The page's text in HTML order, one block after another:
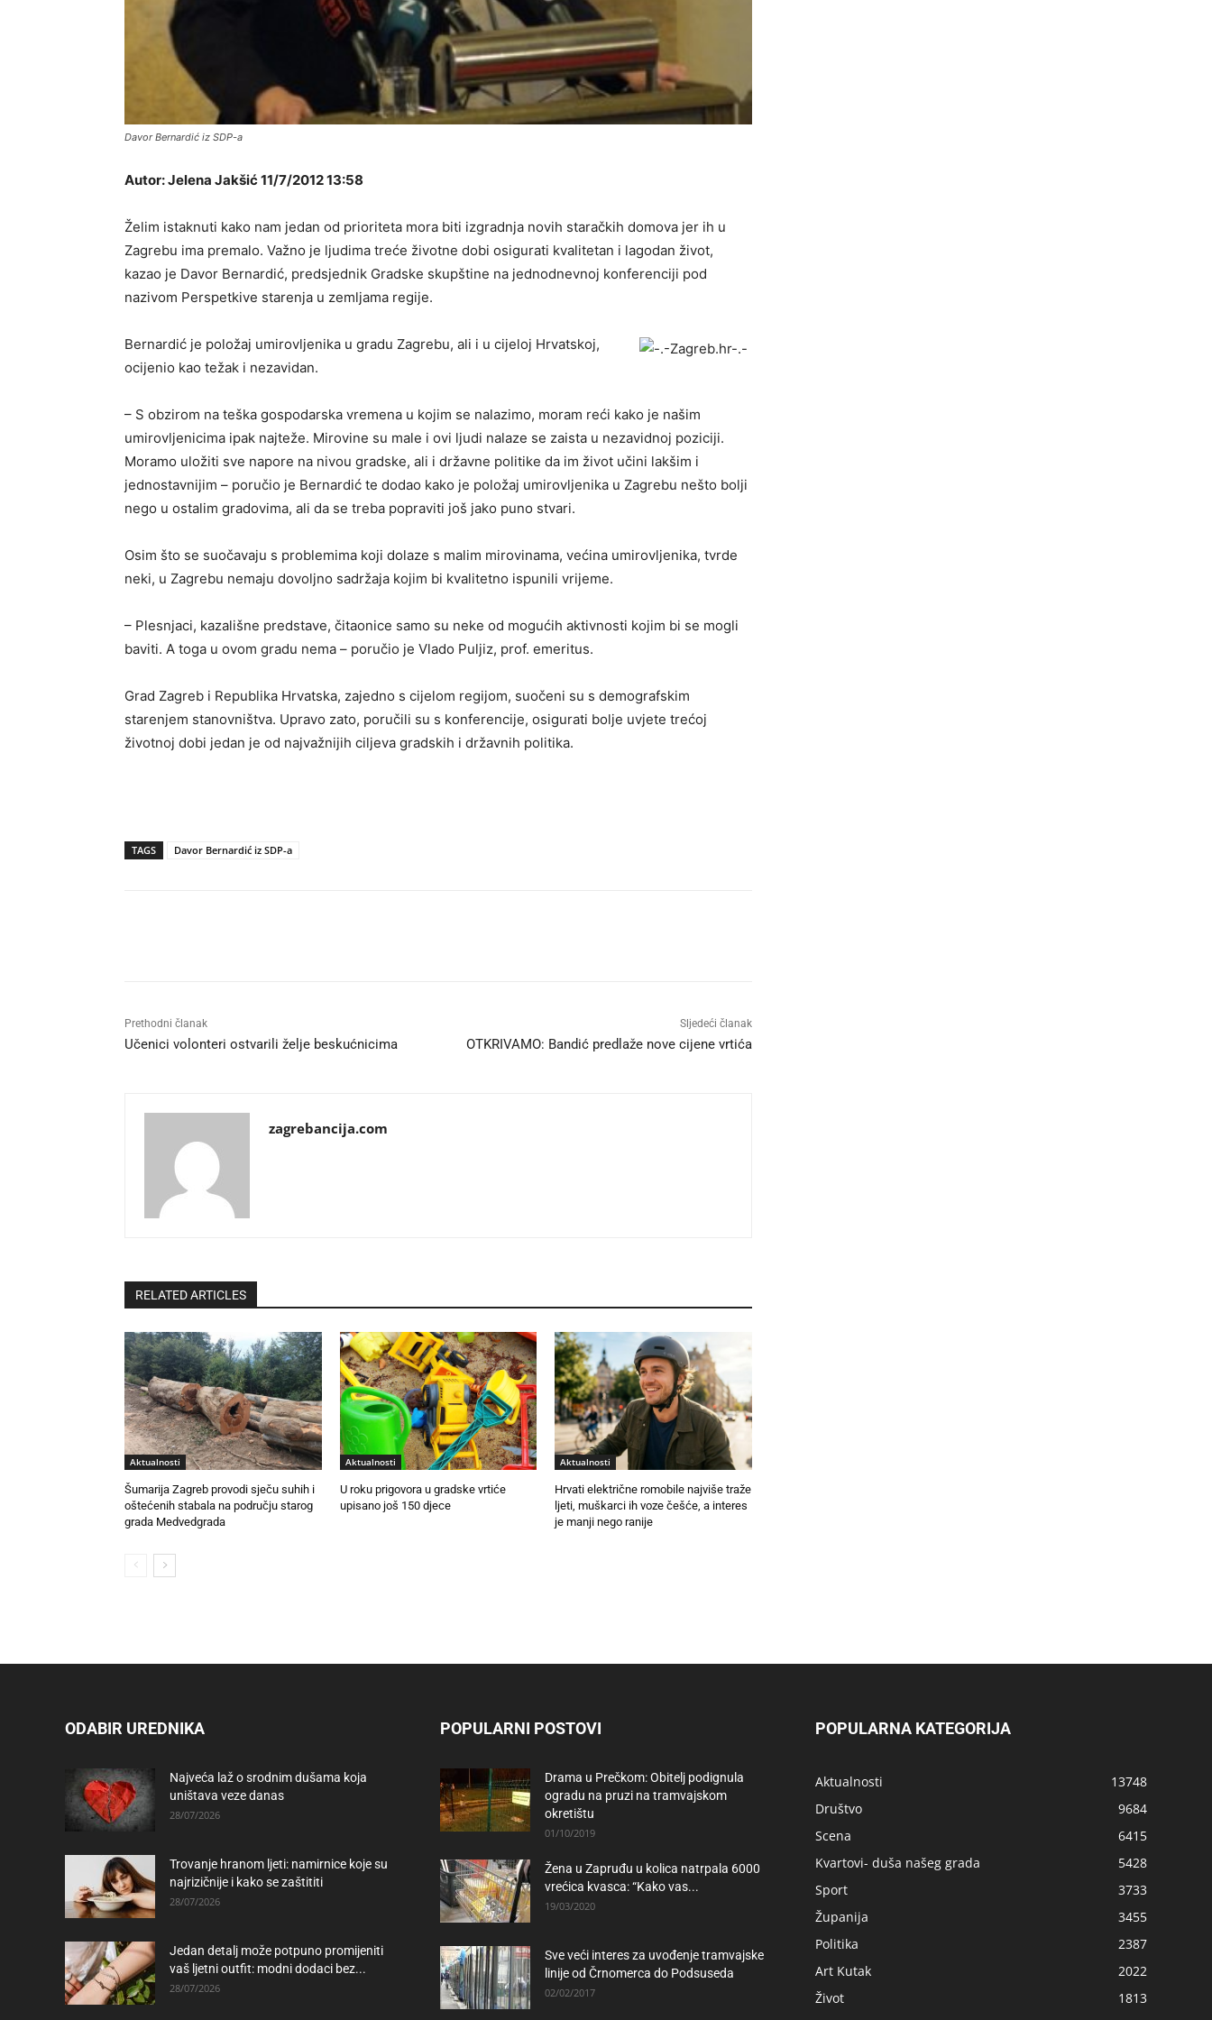
Davor Bernardić iz SDP-a
Autor: Jelena Jakšić 11/7/2012 13:58
Želim istaknuti kako nam jedan od prioriteta mora biti izgradnja novih staračkih domova jer ih u
Zagrebu ima premalo. Važno je ljudima treće životne dobi osigurati kvalitetan i lagodan život,
kazao je Davor Bernardić, predsjednik Gradske skupštine na jednodnevnoj konferenciji pod
nazivom Perspetkive starenja u zemljama regije.
Bernardić je položaj umirovljenika u gradu Zagrebu, ali i u cijeloj Hrvatskoj,
ocijenio kao težak i nezavidan.
– S obzirom na teška gospodarska vremena u kojim se nalazimo, moram reći kako je našim
umirovljenicima ipak najteže. Mirovine su male i ovi ljudi nalaze se zaista u nezavidnoj poziciji.
Moramo uložiti sve napore na nivou gradske, ali i državne politike da im život učini lakšim i
jednostavnijim – poručio je Bernardić te dodao kako je položaj umirovljenika u Zagrebu nešto bolji
nego u ostalim gradovima, ali da se treba popraviti još jako puno stvari.
Osim što se suočavaju s problemima koji dolaze s malim mirovinama, većina umirovljenika, tvrde
neki, u Zagrebu nemaju dovoljno sadržaja kojim bi kvalitetno ispunili vrijeme.
– Plesnjaci, kazališne predstave, čitaonice samo su neke od mogućih aktivnosti kojim bi se mogli
baviti. A toga u ovom gradu nema – poručio je Vlado Puljiz, prof. emeritus.
Grad Zagreb i Republika Hrvatska, zajedno s cijelom regijom, suočeni su s demografskim
starenjem stanovništva. Upravo zato, poručili su s konferencije, osigurati bolje uvjete trećoj
životnoj dobi jedan je od najvažnijih ciljeva gradskih i državnih politika.
TAGS Davor Bernardić iz SDP-a
Prethodni članak
Učenici volonteri ostvarili želje beskućnicima
Sljedeći članak
OTKRIVAMO: Bandić predlaže nove cijene vrtića
zagrebancija.com
RELATED ARTICLES
Aktualnosti
Šumarija Zagreb provodi sječu suhih i
oštećenih stabala na području starog
grada Medvedgrada
Aktualnosti
U roku prigovora u gradske vrtiće
upisano još 150 djece
Aktualnosti
Hrvati električne romobile najviše traže
ljeti, muškarci ih voze češće, a interes
je manji nego ranije
ODABIR UREDNIKA
Najveća laž o srodnim dušama koja
uništava veze danas
28/07/2026
Trovanje hranom ljeti: namirnice koje su
najrizičnije i kako se zaštititi
28/07/2026
Jedan detalj može potpuno promijeniti
vaš ljetni outfit: modni dodaci bez...
28/07/2026
POPULARNI POSTOVI
Drama u Prečkom: Obitelj podignula
ogradu na pruzi na tramvajskom
okretištu
01/10/2019
Žena u Zapruđu u kolica natrpala 6000
vrećica kvasca: “Kako vas...
19/03/2020
Sve veći interes za uvođenje tramvajske
linije od Črnomerca do Podsuseda
02/02/2017
POPULARNA KATEGORIJA
Aktualnosti
13748
Društvo
9684
Scena
6415
Kvartovi- duša našeg grada
5428
Sport
3733
Županija
3455
Politika
2387
Art Kutak
2022
Život
1813